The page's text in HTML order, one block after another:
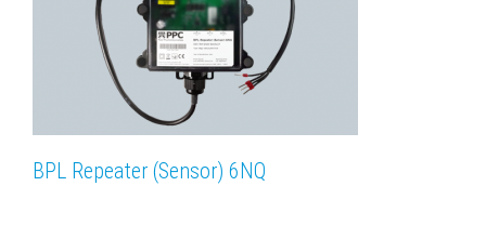
BPL Repeater (Sensor) 6NQ